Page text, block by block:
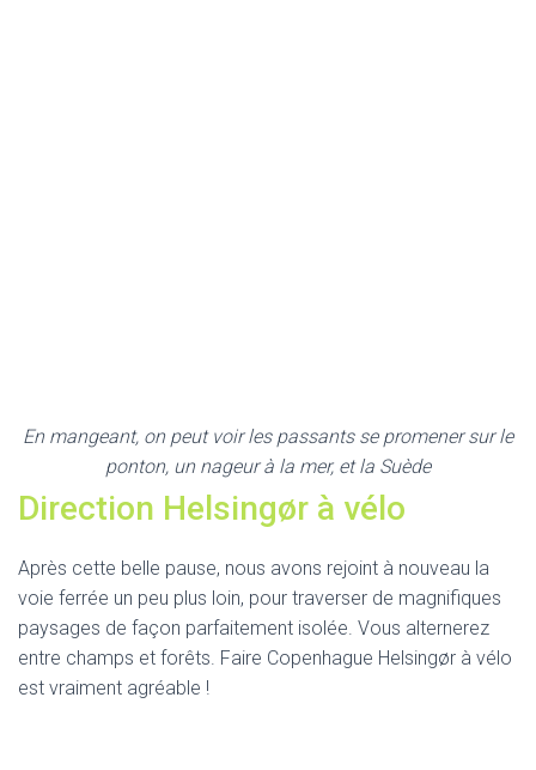
En mangeant, on peut voir les passants se promener sur le
ponton, un nageur à la mer, et la Suède
Direction Helsingør à vélo
Après cette belle pause, nous avons rejoint à nouveau la
voie ferrée un peu plus loin, pour traverser de magnifiques
paysages de façon parfaitement isolée. Vous alternerez
entre champs et forêts. Faire Copenhague Helsingør à vélo
est vraiment agréable !